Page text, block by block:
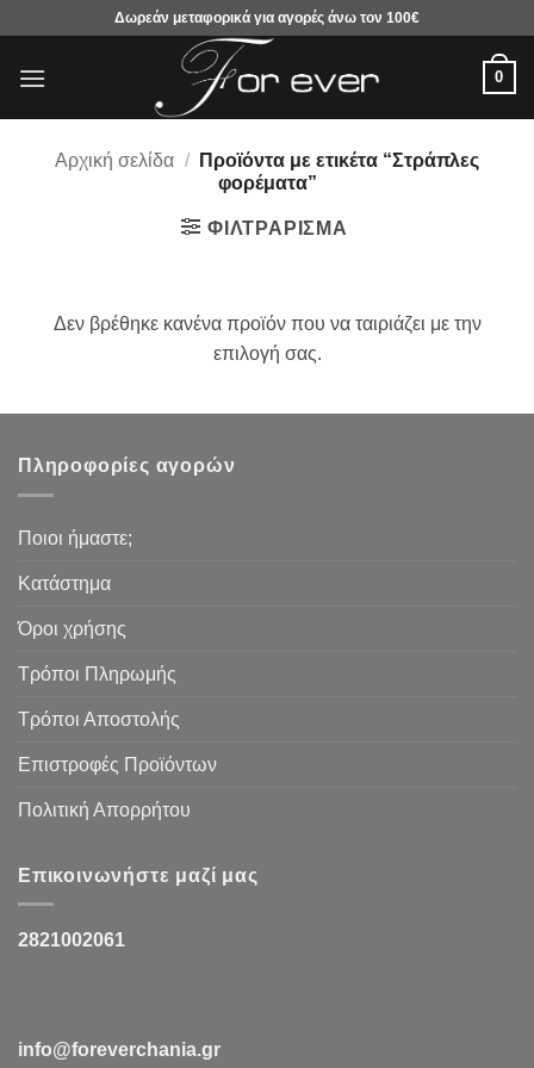
περιεχόμενο
Δωρεάν μεταφορικά για αγορές άνω τον 100€
0
Αρχική σελίδα /
Προϊόντα με ετικέτα “Στράπλες
φορέματα”
ΦΙΛΤΡΆΡΙΣΜΑ
Δεν βρέθηκε κανένα προϊόν που να ταιριάζει με την
επιλογή σας.
Πληροφορίες αγορών
Ποιοι ήμαστε;
Κατάστημα
Όροι χρήσης
Τρόποι Πληρωμής
Τρόποι Αποστολής
Επιστροφές Προϊόντων
Πολιτική Απορρήτου
Επικοινωνήστε μαζί μας
2821002061
info@foreverchania.gr